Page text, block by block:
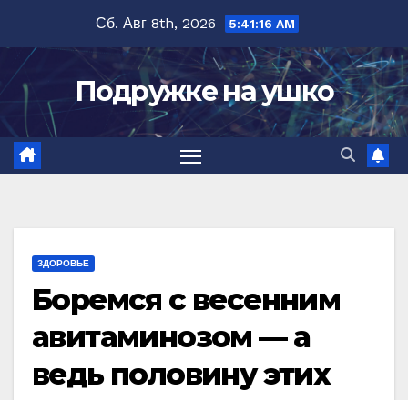
содержимому
Сб. Авг 8th, 2026 5:41:17 AM
Подружке на ушко
ЗДОРОВЬЕ
Боремся с весенним
авитаминозом — а
ведь половину этих